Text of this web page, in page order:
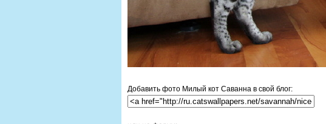
Добавить фото Милый кот Саванна в свой блог: